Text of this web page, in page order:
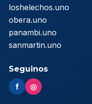
loshelechos.uno
obera.uno
panambi.uno
sanmartin.uno
Seguinos
f ◎